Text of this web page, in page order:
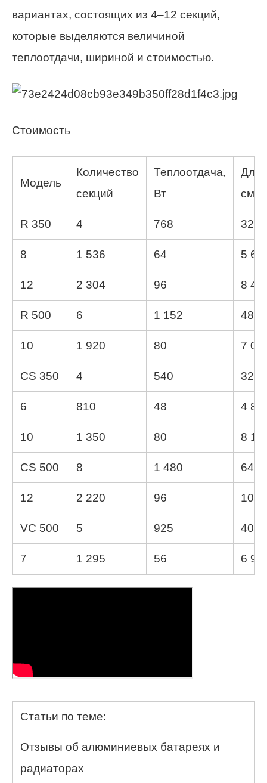
вариантах, состоящих из 4–12 секций,
которые выделяются величиной
теплоотдачи, шириной и стоимостью.
Стоимость
Модель
Количество
секций
Теплоотдача,
Вт
см
R 350 4 768 32
8 1 536 64 5
12 2 304 96 8
R 500 6 1 152 48
10 1 920 80 7
CS 350 4 540 32
6 810 48 4
10 1 350 80 8
CS 500 8 1 480 64
12 2 220 96 10
VC 500 5 925 40
7 1 295 56 6
Статьи по теме:
Отзывы об алюминиевых батареях и
радиаторах